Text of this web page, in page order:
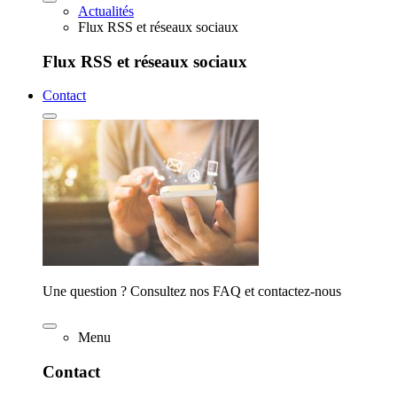
Actualités
Flux RSS et réseaux sociaux
Flux RSS et réseaux sociaux
Contact
Une question ? Consultez nos FAQ et contactez-nous
Menu
Contact